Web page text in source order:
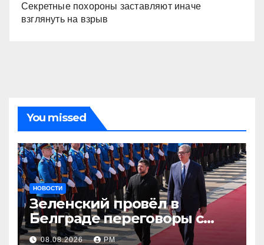
Секретные похороны заставляют иначе
взглянуть на взрыв
You missed
НОВОСТИ
Зеленский провёл в
Белграде переговоры с
Вучичем
08.08.2026 РМ